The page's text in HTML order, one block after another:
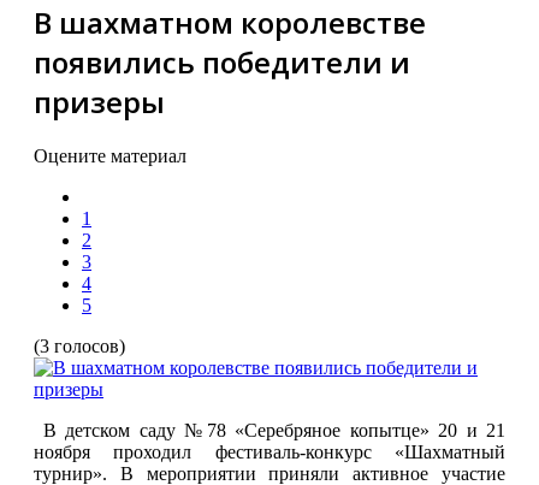
В шахматном королевстве
появились победители и
призеры
Оцените материал
1
2
3
4
5
(3 голосов)
В детском саду №78 «Серебряное копытце» 20 и 21
ноября проходил фестиваль-конкурс «Шахматный
турнир». В мероприятии приняли активное участие